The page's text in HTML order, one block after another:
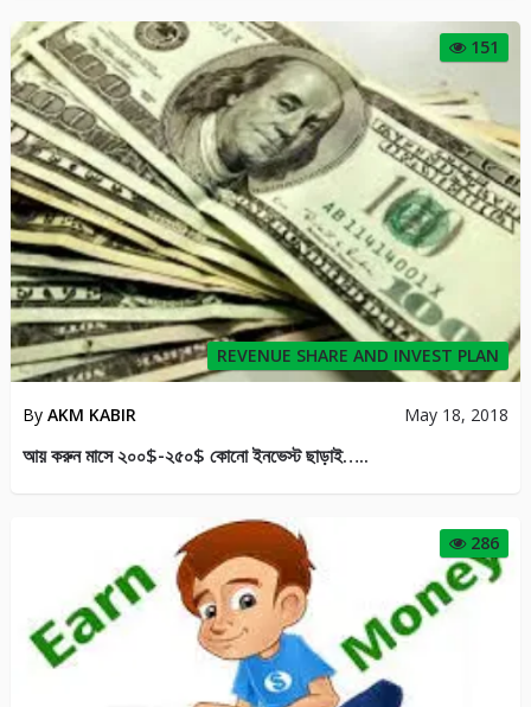
ByAR Rahman Mar 31, 2018
আয় করুন প্রতিদিন ১-৫ ডলার আর পেমেন্ট নিন বিকাশে payment proof সহ